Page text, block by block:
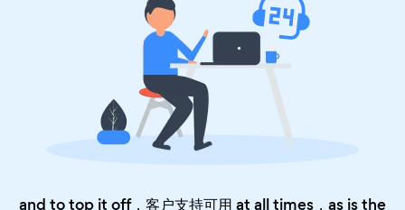
and to top it off，客户支持可用 at all times，as is the